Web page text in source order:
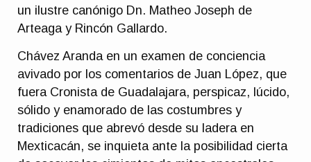
un ilustre canónigo Dn. Matheo Joseph de
Arteaga y Rincón Gallardo.
Chávez Aranda en un examen de conciencia
avivado por los comentarios de Juan López, que
fuera Cronista de Guadalajara, perspicaz, lúcido,
sólido y enamorado de las costumbres y
tradiciones que abrevó desde su ladera en
Mexticacán, se inquieta ante la posibilidad cierta